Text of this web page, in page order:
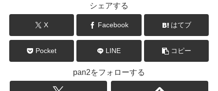
シェアする
X Facebook はてブ
Pocket LINE コピー
pan2をフォローする